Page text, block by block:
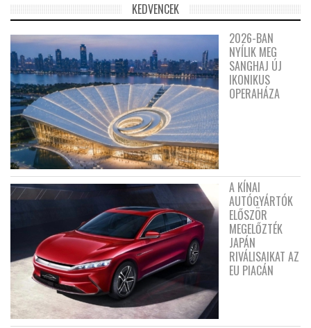
KEDVENCEK
2026-BAN
NYÍLIK MEG
SANGHAJ ÚJ
IKONIKUS
OPERAHÁZA
A KÍNAI
AUTÓGYÁRTÓK
ELŐSZÖR
MEGELŐZTÉK
JAPÁN
RIVÁLISAIKAT AZ
EU PIACÁN